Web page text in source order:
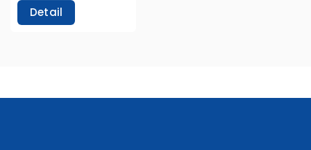
Detail